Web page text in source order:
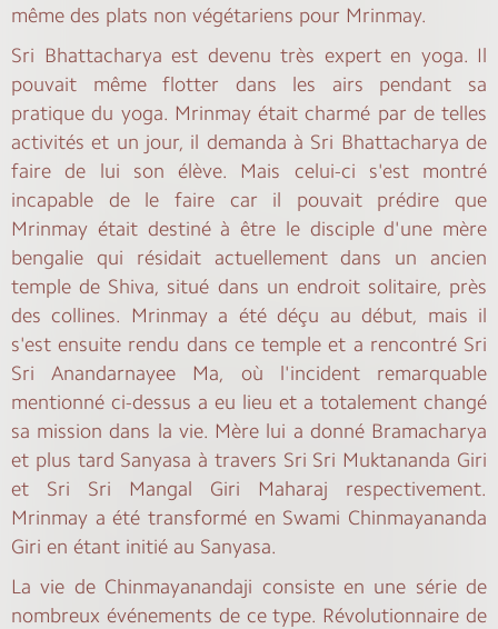
même des plats non végétariens pour Mrinmay.
Sri Bhattacharya est devenu très expert en yoga. Il
pouvait même flotter dans les airs pendant sa
pratique du yoga. Mrinmay était charmé par de telles
activités et un jour, il demanda à Sri Bhattacharya de
faire de lui son élève. Mais celui-ci s'est montré
incapable de le faire car il pouvait prédire que
Mrinmay était destiné à être le disciple d'une mère
bengalie qui résidait actuellement dans un ancien
temple de Shiva, situé dans un endroit solitaire, près
des collines. Mrinmay a été déçu au début, mais il
s'est ensuite rendu dans ce temple et a rencontré Sri
Sri Anandarnayee Ma, où l'incident remarquable
mentionné ci-dessus a eu lieu et a totalement changé
sa mission dans la vie. Mère lui a donné Bramacharya
et plus tard Sanyasa à travers Sri Sri Muktananda Giri
et Sri Sri Mangal Giri Maharaj respectivement.
Mrinmay a été transformé en Swami Chinmayananda
Giri en étant initié au Sanyasa.
La vie de Chinmayanandaji consiste en une série de
nombreux événements de ce type. Révolutionnaire de